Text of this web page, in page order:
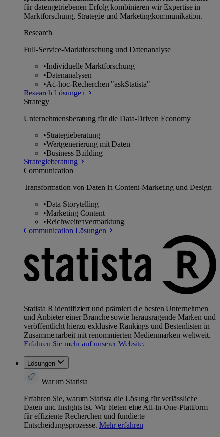
für datengetriebenen Erfolg kombinieren wir Expertise in
Marktforschung, Strategie und Marketingkommunikation.
Research
Full-Service-Marktforschung und Datenanalyse
•Individuelle Marktforschung
•Datenanalysen
•Ad-hoc-Recherchen "askStatista"
Research Lösungen
Strategy
Unternehmens­beratung für die Data-Driven Economy
•Strategieberatung
•Wertgenerierung mit Daten
•Business Building
Strategieberatung
Communication
Transformation von Daten in Content-Marketing und Design
•Data Storytelling
•Marketing Content
•Reichweitenvermarktung
Communication Lösungen
Statista R identifiziert und prämiert die besten Unternehmen
und Anbieter einer Branche sowie herausragende Marken und
veröffentlicht hierzu exklusive Rankings und Bestenlisten in
Zusammenarbeit mit renommierten Medienmarken weltweit.
Erfahren Sie mehr auf unserer Website.
Lösungen
Warum Statista
Erfahren Sie, warum Statista die Lösung für verlässliche
Daten und Insights ist. Wir bieten eine All-in-One-Plattform
für effiziente Recherchen und fundierte
Entscheidungsprozesse. Mehr erfahren